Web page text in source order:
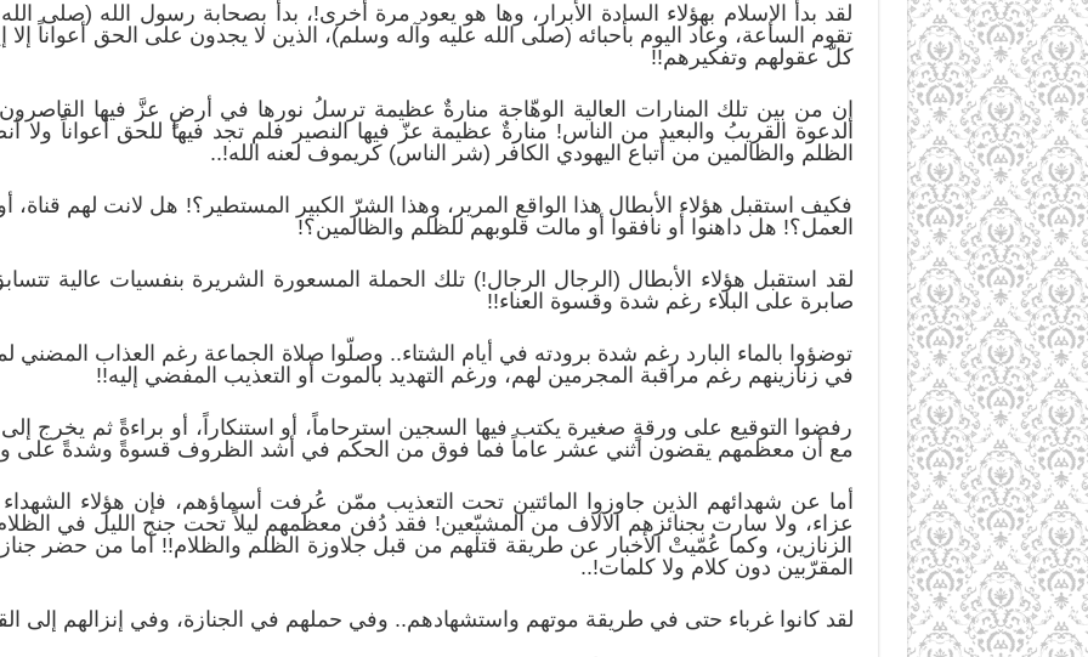
لقد بدأ الإسلام بهؤلاء السادة الأبرار، وها هو يعود مرة أخرى!، بدأ بصحابة رسول الله (صلى
تقوم الساعة، وعاد اليوم بأحبائه (صلى الله عليه وآله وسلم)، الذين لا يجدون على الحق أعواناً إلا
كلّ عقولهم وتفكيرهم!!
إن من بين تلك المنارات العالية الوهّاجة منارةٌ عظيمة ترسلُ نورها في أرضٍ عزَّ فيها
الدعوة القريبُ والبعيد من الناس! منارةٌ عظيمة عزّ فيها النصير فلم تجد فيها للحق أعواناً ولا
الظلم والظالمين من أتباع اليهودي الكافر (شر الناس) كريموف لعنه الله!..
فكيف استقبل هؤلاء الأبطال هذا الواقع المرير، وهذا الشرّ الكبير المستطير؟! هل لانت لهم
العمل؟! هل داهنوا أو نافقوا أو مالت قلوبهم للظلم والظالمين؟!
لقد استقبل هؤلاء الأبطال (الرجال الرجال!) تلك الحملة المسعورة الشريرة بنفسيات عالية
صابرة على البلاء رغم شدة وقسوة العناء!!
توضؤوا بالماء البارد رغم شدة برودته في أيام الشتاء.. وصلّوا صلاة الجماعة رغم العذاب المضني
في زنازينهم رغم مراقبة المجرمين لهم، ورغم التهديد بالموت أو التعذيب المفضي إليه!!
رفضوا التوقيع على ورقةٍ صغيرة يكتب فيها السجين استرحاماً، أو استنكاراً، أو براءةً ثم يخرج
مع أن معظمهم يقضون اثني عشر عاماً فما فوق من الحكم في أشد الظروف قسوةً وشدةً على
أما عن شهدائهم الذين جاوزوا المائتين تحت التعذيب ممّن عُرفت أسماؤهم، فإن هؤلاء
عزاء، ولا سارت بجنائزهم الآلاف من المشيّعين! فقد دُفن معظمهم ليلاً تحت جنح الليل في
الزنازين، وكما عُمّيتْ الأخبار عن طريقة قتلهم من قبل جلاوزة الظلم والظلام!! أما من حضر
المقرّبين دون كلام ولا كلمات!..
لقد كانوا غرباء حتى في طريقة موتهم واستشهادهم.. وفي حملهم في الجنازة، وفي إنزالهم إلى